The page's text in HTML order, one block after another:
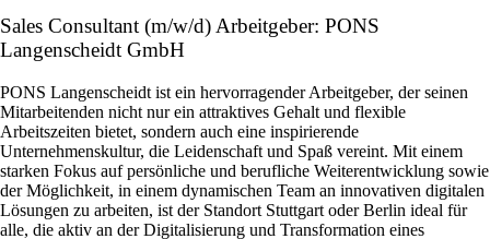
Sales Consultant (m/w/d) Arbeitgeber: PONS
Langenscheidt GmbH
PONS Langenscheidt ist ein hervorragender Arbeitgeber, der seinen
Mitarbeitenden nicht nur ein attraktives Gehalt und flexible
Arbeitszeiten bietet, sondern auch eine inspirierende
Unternehmenskultur, die Leidenschaft und Spaß vereint. Mit einem
starken Fokus auf persönliche und berufliche Weiterentwicklung sowie
der Möglichkeit, in einem dynamischen Team an innovativen digitalen
Lösungen zu arbeiten, ist der Standort Stuttgart oder Berlin ideal für
alle, die aktiv an der Digitalisierung und Transformation eines